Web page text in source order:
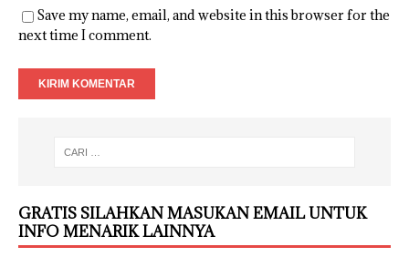
Save my name, email, and website in this browser for the
next time I comment.
GRATIS SILAHKAN MASUKAN EMAIL UNTUK
INFO MENARIK LAINNYA